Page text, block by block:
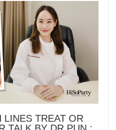
LINES TREAT OR